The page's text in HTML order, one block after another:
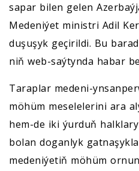
sapar bilen gelen
Medeniýet ministri Adil
duşuşyk geçirildi. Bu
niň web-saýtynda habar
Taraplar medeni-
möhüm meselelerini ara
hem-de iki ýurduň
bolan doganlyk
medeniýetiň möhüm